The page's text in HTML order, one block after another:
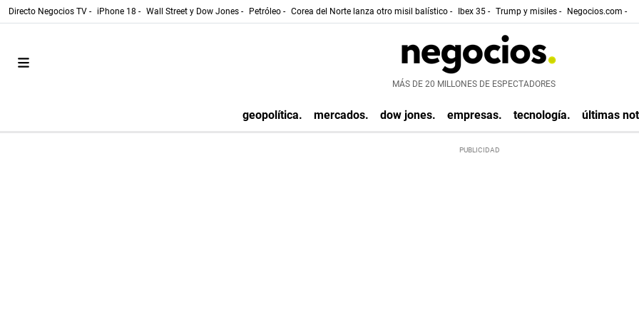
Directo Negocios TV - iPhone 18 - Wall Street y Dow Jones - Petróleo - Corea del Norte lanza otro misil balístico - Ibex 35 - Trump y misiles - Negocios.com -
MÁS DE 20 MILLONES DE ESPECTADORES
geopolítica. mercados. dow jones. empresas. tecnología. últimas